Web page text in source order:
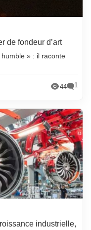
de fondeur d’art
» : il raconte
44 1
industrielle,